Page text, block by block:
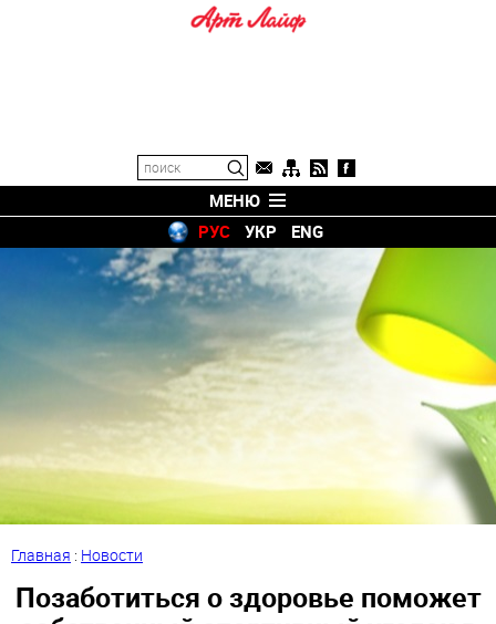
МЕНЮ
РУС
УКР ENG
Главная : Новости
Позаботиться о здоровье поможет